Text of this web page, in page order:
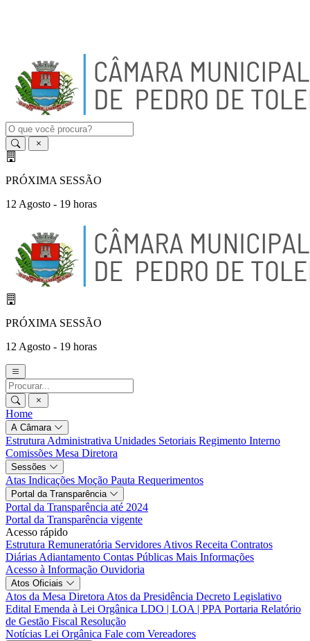
PRÓXIMA SESSÃO
12 Agosto - 19 horas
PRÓXIMA SESSÃO
12 Agosto - 19 horas
Home
A Câmara
Estrutura Administrativa Unidades Setoriais Regimento Interno
Comissões Mesa Diretora
Sessões
Atas Indicações Moção Pauta Requerimentos
Portal da Transparência
Portal da Transparência até 2024
Portal da Transparência vigente
Acesso rápido
Estrutura Remuneratória Servidores Ativos Receita Contratos
Diárias Adiantamento Contas Públicas Mais Informações
Acesso à Informação Ouvidoria
Atos Oficiais
Atos da Mesa Diretora Atos da Presidência Decreto Legislativo
Edital Emenda à Lei Orgânica LDO | LOA | PPA Portaria Relatório
de Gestão Fiscal Resolução
Notícias Lei Orgânica Fale com Vereadores